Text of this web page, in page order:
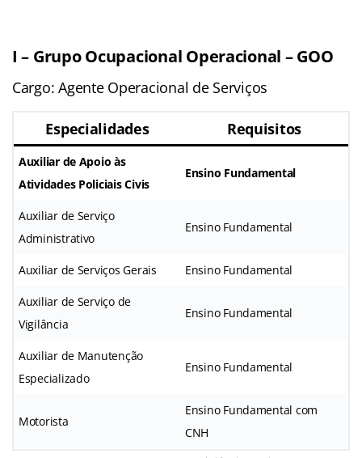
I – Grupo Ocupacional Operacional – GOO
Cargo: Agente Operacional de Serviços
Especialidades Requisitos
Auxiliar de Apoio às
Atividades Policiais Civis
Ensino Fundamental
Auxiliar de Serviço
Administrativo
Ensino Fundamental
Auxiliar de Serviços Gerais Ensino Fundamental
Auxiliar de Serviço de
Vigilância
Ensino Fundamental
Auxiliar de Manutenção
Especializado
Ensino Fundamental
Motorista
Ensino Fundamental com
CNH